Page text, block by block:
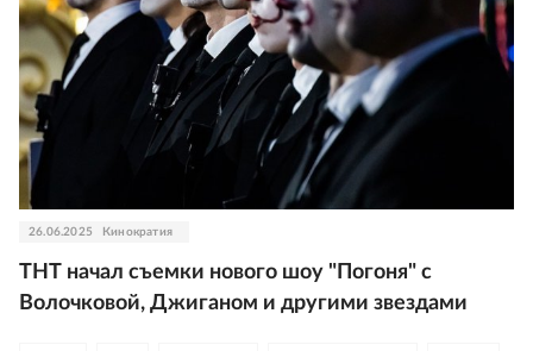
26.06.2025 Кинократия
ТНТ начал съемки нового шоу "Погоня" с
Волочковой, Джиганом и другими звездами